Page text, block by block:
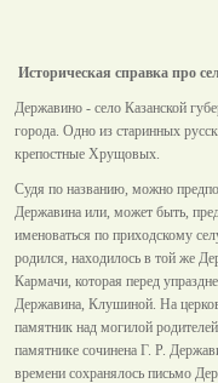
Историческая справка про
Державино - село Казанской
города. Одно из старинных
крепостные Хрущовых.
Судя по названию, можно
Державина или, может быть,
именоваться по приходскому
родился, находилось в той же
Кармачи, которая перед
Державина, Клушиной. На
памятник над могилой
памятнике сочинена Г. Р.
времени сохранялось письмо